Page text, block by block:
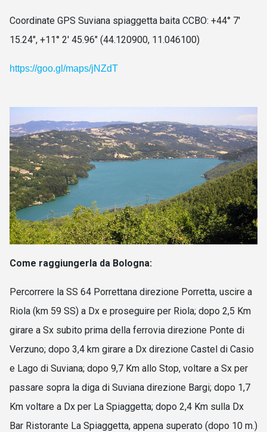
Coordinate GPS Suviana spiaggetta baita CCBO: +44° 7'
15.24", +11° 2' 45.96" (44.120900, 11.046100)
https://goo.gl/maps/jNZdT
Come raggiungerla da Bologna:
Percorrere la SS 64 Porrettana direzione Porretta, uscire a
Riola (km 59 SS) a Dx e proseguire per Riola; dopo 2,5 Km
girare a Sx subito prima della ferrovia direzione Ponte di
Verzuno; dopo 3,4 km girare a Dx direzione Castel di Casio
e Lago di Suviana; dopo 9,7 Km allo Stop, voltare a Sx per
passare sopra la diga di Suviana direzione Bargi; dopo 1,7
Km voltare a Dx per La Spiaggetta; dopo 2,4 Km sulla Dx
Bar Ristorante La Spiaggetta, appena superato (dopo 10 m.)